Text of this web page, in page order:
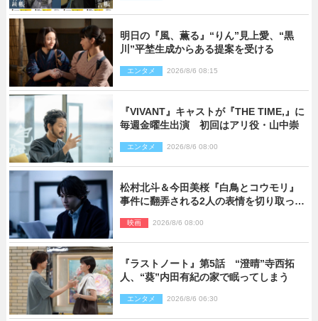
明日の『風、薫る』“りん”見上愛、“黒
川”平埜生成からある提案を受ける
エンタメ 2026/8/6 08:15
『VIVANT』キャストが『THE TIME,』に
毎週金曜生出演 初回はアリ役・山中崇
エンタメ 2026/8/6 08:00
松村北斗＆今田美桜『白鳥とコウモリ』
事件に翻弄される2人の表情を切り取った
映画 2026/8/6 08:00
『ラストノート』第5話 “澄晴”寺西拓
人、“葵”内田有紀の家で眠ってしまう
エンタメ 2026/8/6 06:30